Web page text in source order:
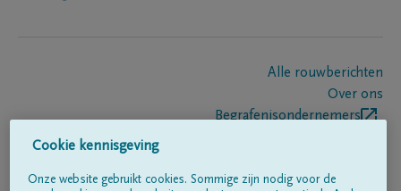
Alle rouwberichten
Over ons
Begrafenisondernemers
Cookie kennisgeving
Onze website gebruikt cookies. Sommige zijn nodig voor de